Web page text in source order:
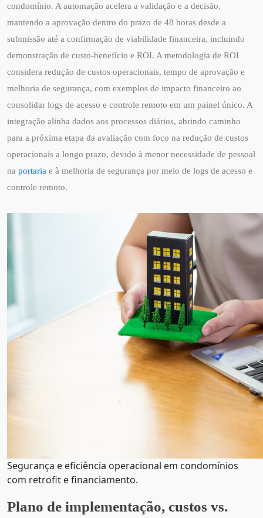
condomínio. A automação acelera a validação e a decisão,
mantendo a aprovação dentro do prazo de 48 horas desde a
submissão até a confirmação de viabilidade financeira, incluindo
demonstração de custo-benefício e ROI. A metodologia de ROI
considera redução de custos operacionais, tempo de aprovação e
melhoria de segurança, com exemplos de impacto financeiro ao
consolidar logs de acesso e controle remoto em um painel único. A
integração alinha dados aos processos diários, abrindo caminho
para a próxima etapa da avaliação com foco na redução de custos
operacionais a longo prazo, devido à menor necessidade de pessoal
na portaria e à melhoria de segurança por meio de logs de acesso e
controle remoto.
Segurança e eficiência operacional em condomínios
com retrofit e financiamento.
Plano de implementação, custos vs.